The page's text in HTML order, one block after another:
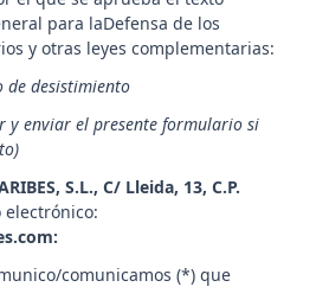
para laDefensa de los
y otras leyes complementarias:
de desistimiento
y enviar el presente formulario si
S.L., C/ Lleida, 13, C.P.
electrónico:
comunicamos (*) que